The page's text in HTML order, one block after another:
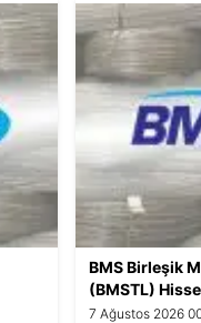
BMS Birleşik
(BMSTL)
Yorumları ve
7 Ağustos 2026